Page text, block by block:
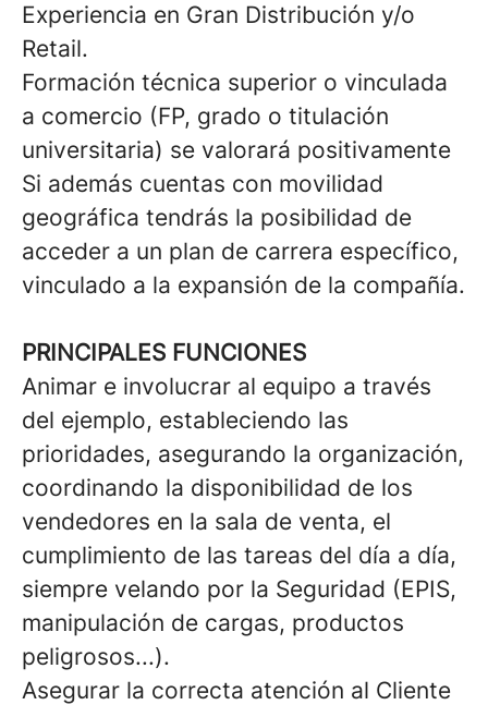
Experiencia en Gran Distribución y/o
Retail.
Formación técnica superior o vinculada
a comercio (FP, grado o titulación
universitaria) se valorará positivamente
Si además cuentas con movilidad
geográfica tendrás la posibilidad de
acceder a un plan de carrera específico,
vinculado a la expansión de la compañía.
PRINCIPALES FUNCIONES
Animar e involucrar al equipo a través
del ejemplo, estableciendo las
prioridades, asegurando la organización,
coordinando la disponibilidad de los
vendedores en la sala de venta, el
cumplimiento de las tareas del día a día,
siempre velando por la Seguridad (EPIS,
manipulación de cargas, productos
peligrosos...).
Asegurar la correcta atención al Cliente